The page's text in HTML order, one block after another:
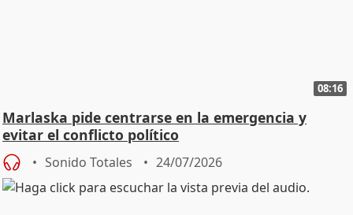
08:16
Marlaska pide centrarse en la emergencia y
evitar el conflicto político
Sonido Totales 24/07/2026